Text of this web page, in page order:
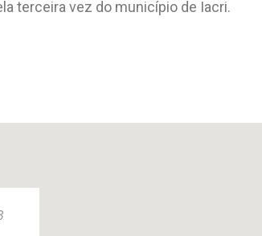
terceira vez do município de Iacri.